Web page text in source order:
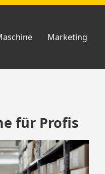
Marketing
für Profis